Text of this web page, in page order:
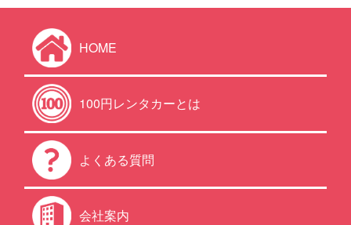
HOME
100円レンタカーとは
よくある質問
会社案内